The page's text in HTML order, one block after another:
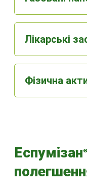
Лікарські
Фізична
Еспумізан®